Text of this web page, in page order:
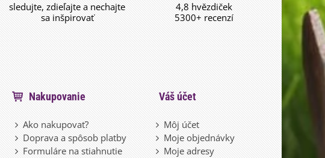
sledujte, zdieľajte a nechajte
sa inšpirovať
4,8 hvězdiček
5300+ recenzí
Nakupovanie
Ako nakupovať?
Doprava a spôsob platby
Formuláre na stiahnutie
Váš účet
Môj účet
Moje objednávky
Moje adresy